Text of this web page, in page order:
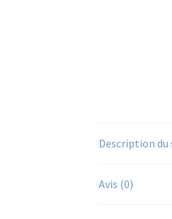
Description du
Avis (0)